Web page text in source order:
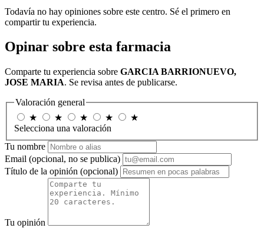
Todavía no hay opiniones sobre este centro. Sé el primero en
compartir tu experiencia.
Opinar sobre esta farmacia
Comparte tu experiencia sobre GARCIA BARRIONUEVO,
JOSE MARIA. Se revisa antes de publicarse.
Valoración general
★
★ ★ ★
★
Selecciona una valoración
Tu nombre
Email (opcional, no se publica)
Título de la opinión (opcional)
Tu opinión